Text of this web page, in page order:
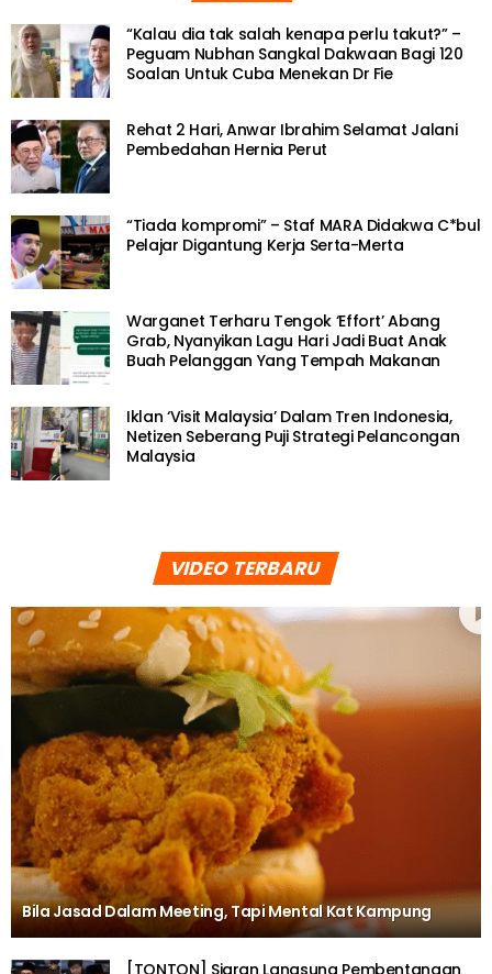
“Kalau dia tak salah kenapa perlu takut?” –
Peguam Nubhan Sangkal Dakwaan Bagi 120
Soalan Untuk Cuba Menekan Dr Fie
Rehat 2 Hari, Anwar Ibrahim Selamat Jalani
Pembedahan Hernia Perut
“Tiada kompromi” – Staf MARA Didakwa C*bul
Pelajar Digantung Kerja Serta-Merta
Warganet Terharu Tengok ‘Effort’ Abang
Grab, Nyanyikan Lagu Hari Jadi Buat Anak
Buah Pelanggan Yang Tempah Makanan
Iklan ‘Visit Malaysia’ Dalam Tren Indonesia,
Netizen Seberang Puji Strategi Pelancongan
Malaysia
VIDEO TERBARU
Bila Jasad Dalam Meeting, Tapi Mental Kat Kampung
[TONTON] Siaran Langsung Pembentangan